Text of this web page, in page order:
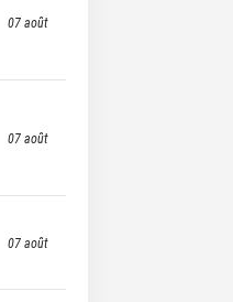
07 août
07 août
07 août